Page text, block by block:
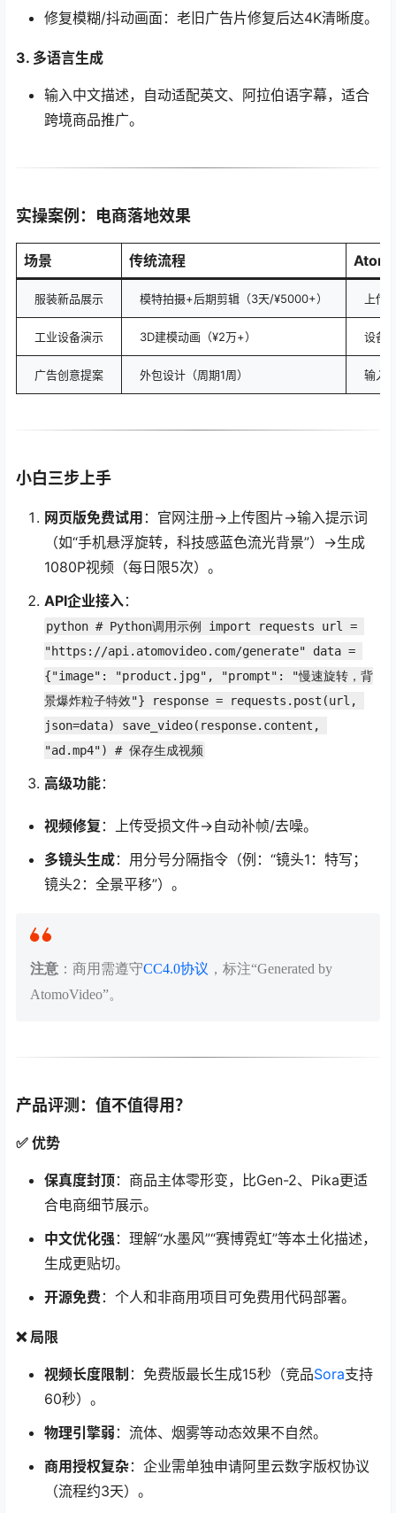
修复模糊/抖动画面：老旧广告片修复后达4K清晰度。
3. 多语言生成
输入中文描述，自动适配英文、阿拉伯语字幕，适合
跨境商品推广。
实操案例：电商落地效果
场景 传统流程
服装新品展示 模特拍摄+后期剪辑（3天/¥5000+） 上传
工业设备演示 3D建模动画（¥2万+） 设备
广告创意提案 外包设计（周期1周） 输入
小白三步上手
网页版免费试用 ：官网注册→上传图片→输入提示词
（如“手机悬浮旋转，科技感蓝色流光背景”）→生成
1080P视频（每日限5次）。
API企业接入：
python # Python调用示例 import requests url =
"https://api.atomovideo.com/generate" data =
{"image": "product.jpg", "prompt": "慢速旋转，背
景爆炸粒子特效"} response = requests.post(url,
json=data) save_video(response.content,
"ad.mp4") # 保存生成视频
高级功能：
视频修复 ：上传受损文件→自动补帧/去噪。
多镜头生成：用分号分隔指令（例：“镜头1：特写；
镜头2：全景平移”）。
注意 ：商用需遵守CC4.0协议 ，标注“Generated by
AtomoVideo”。
产品评测：值不值得用？
✅ 优势
保真度封顶：商品主体零形变，比Gen-2、Pika更适
合电商细节展示。
中文优化强 ：理解“水墨风”“赛博霓虹”等本土化描述，
生成更贴切。
开源免费 ：个人和非商用项目可免费用代码部署。
❌ 局限
视频长度限制 ：免费版最长生成15秒（竞品Sora支持
60秒）。
物理引擎弱 ：流体、烟雾等动态效果不自然。
商用授权复杂：企业需单独申请阿里云数字版权协议
（流程约3天）。